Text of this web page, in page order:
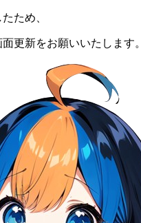
ため、
更新をお願いいたします。